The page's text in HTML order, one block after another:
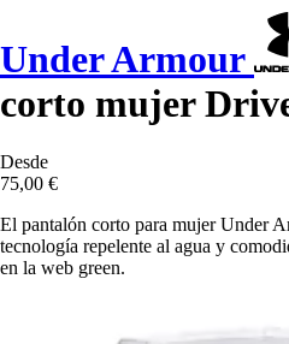
Under Armour
corto mujer
Desde
75,00 €
El pantalón corto para mujer Under
tecnología repelente al agua y
en la web green.